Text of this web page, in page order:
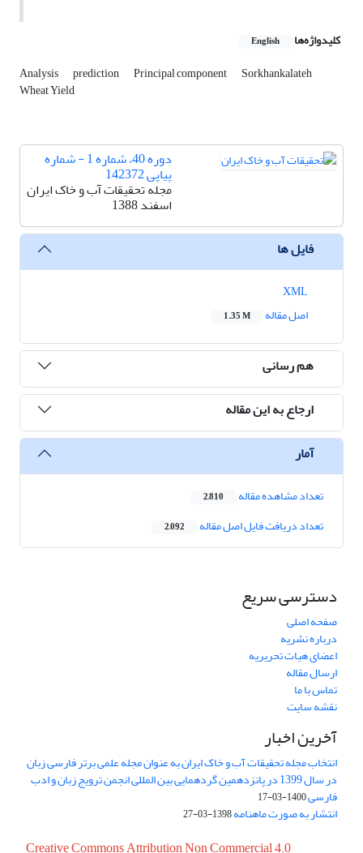
کلیدواژه‌ها English
Analysis prediction Principal component Sorkhankalateh
Wheat Yield
دوره 40، شماره 1 - شماره
پیاپی 142372
مجله تحقیقات آب و خاک ایران
اسفند 1388
فایل ها
اصل مقاله
1.35 M
هم رسانی
ارجاع به این مقاله
آمار
تعداد مشاهده مقاله 2,810
تعداد دریافت فایل اصل مقاله 2,092
دسترسی سریع
صفحه اصلی
درباره نشریه
اعضای هیات تحریریه
ارسال مقاله
تماس با ما
نقشه سایت
آخرین اخبار
انتخاب مجله تحقیقات آب و خاک ایران به عنوان مجله علمی برتر فارسی زبان
در سال 1399 در پانزدهمین گردهمایی بین المللی انجمن ترویج زبان و ادب
فارسی1400-03-17
انتشار به صورت ماهنامه1398-03-27